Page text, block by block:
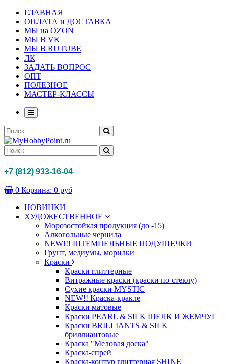
ГЛАВНАЯ
ОПЛАТА и ДОСТАВКА
МЫ на OZON
МЫ В VK
МЫ В RUTUBE
ЛК
ЗАДАТЬ ВОПРОС
ОПТ
ПОЛЕЗНОЕ
МАСТЕР-КЛАССЫ
+7 (812) 933-16-04
0 Корзина: 0 руб
НОВИНКИ
ХУДОЖЕСТВЕННОЕ
Морозостойкая продукция (до -15)
Алкогольные чернила
NEW!!! ШТЕМПЕЛЬНЫЕ ПОДУШЕЧКИ
Грунт, медиумы, морилки
Краски
Краски глиттерные
Витражные краски (краски по стеклу)
Сухие краски MYSTIC
NEW!! Краска-кракле
Краски матовые
Краски PEARL & SILK ШЕЛК И ЖЕМЧУГ
Краски BRILLIANTS & SILK
бриллиантовые
Краска "Меловая доска"
Краска-спрей
Краска-контур глиттерная SHINE